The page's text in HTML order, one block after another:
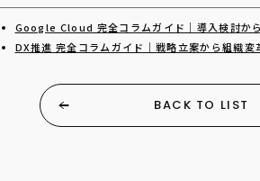
Google Cloud 完全コラムガイド｜導入検討か
DX推進 完全コラムガイド｜戦略立案から組織変
BACK TO LIST